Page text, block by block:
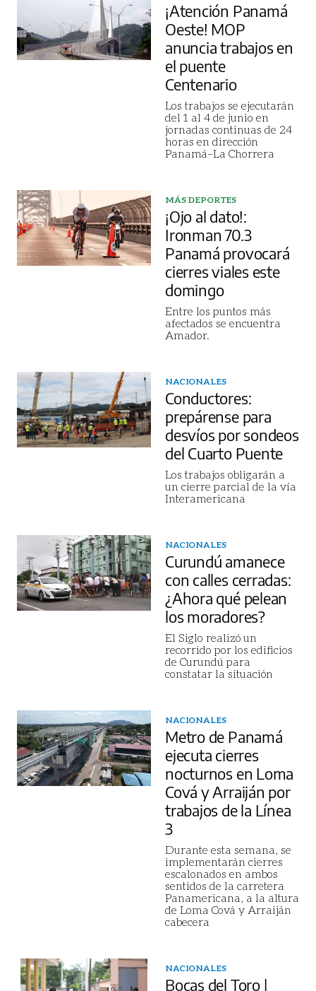
¡Atención Panamá
Oeste! MOP
anuncia trabajos en
el puente
Centenario
Los trabajos se ejecutarán
del 1 al 4 de junio en
jornadas continuas de 24
horas en dirección
Panamá–La Chorrera
MÁS DEPORTES
¡Ojo al dato!:
Ironman 70.3
Panamá provocará
cierres viales este
domingo
Entre los puntos más
afectados se encuentra
Amador.
NACIONALES
Conductores:
prepárense para
desvíos por sondeos
del Cuarto Puente
Los trabajos obligarán a
un cierre parcial de la vía
Interamericana
NACIONALES
Curundú amanece
con calles cerradas:
¿Ahora qué pelean
los moradores?
El Siglo realizó un
recorrido por los edificios
de Curundú para
constatar la situación
NACIONALES
Metro de Panamá
ejecuta cierres
nocturnos en Loma
Cová y Arraiján por
trabajos de la Línea
3
Durante esta semana, se
implementarán cierres
escalonados en ambos
sentidos de la carretera
Panamericana, a la altura
de Loma Cová y Arraiján
cabecera
NACIONALES
Bocas del Toro |